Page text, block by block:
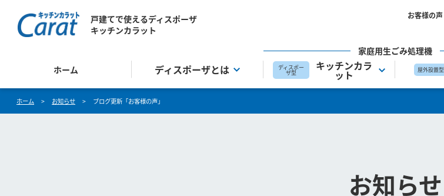
お客様の声
戸建てで使えるディスポーザ
キッチンカラット
家庭用生ごみ処理機
ホーム
ディスポーザとは ディスポー
ザ型
キッチンカラ
ット 屋外設置型
ホーム > お知らせ > ブログ更新「お客様の声」
お知らせ